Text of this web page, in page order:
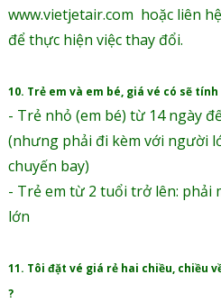
www.vietjetair.com hoặc liên
để thực hiện việc thay đổi.
10. Trẻ em và em bé, giá vé có sẽ
- Trẻ nhỏ (em bé) từ 14 ngày
(nhưng phải đi kèm với người
chuyến bay)
- Trẻ em từ 2 tuổi trở lên: phải
lớn
11. Tôi đặt vé giá rẻ hai chiều, chiều
?